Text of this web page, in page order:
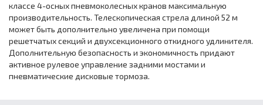
классе 4-осных пневмоколесных кранов максимальную
производительность. Телескопическая стрела длиной 52 м
может быть дополнительно увеличена при помощи
решетчатых секций и двухсекционного откидного удлинителя.
Дополнительную безопасность и экономичность придают
активное рулевое управление задними мостами и
пневматические дисковые тормоза.